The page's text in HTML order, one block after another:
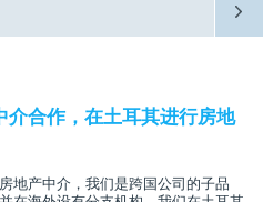
合作，在土耳其进行房地
地产中介，我们是跨国公司的子品